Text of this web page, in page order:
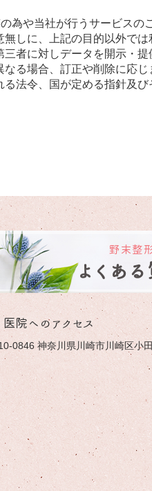
為や当社が行うサービスの
しに、上記の目的以外では
者に対しデータを開示・提
る場合、訂正や削除に応じ
法令、国が定める指針及び
野末整
よくあ
医院へのアクセス
0846 神奈川県川崎市川崎区小